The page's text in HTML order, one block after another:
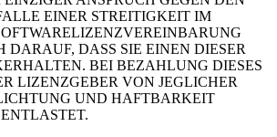
EINER STREITIGKEIT IM
DARAUF, DASS SIE EINEN DIESER
BEI BEZAHLUNG DIESES
LIZENZGEBER VON JEGLICHER
UND HAFTBARKEIT